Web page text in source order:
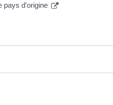
pays d'origine